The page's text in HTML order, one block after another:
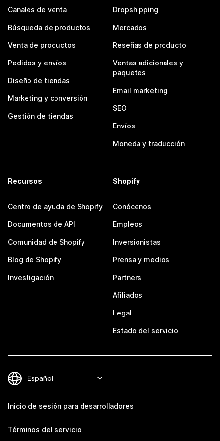
Canales de venta
Búsqueda de productos
Venta de productos
Pedidos y envíos
Diseño de tiendas
Marketing y conversión
Gestión de tiendas
Dropshipping
Mercados
Reseñas de producto
Ventas adicionales y
paquetes
Email marketing
SEO
Envíos
Moneda y traducción
Recursos
Centro de ayuda de Shopify
Documentos de API
Comunidad de Shopify
Blog de Shopify
Investigación
Shopify
Conócenos
Empleos
Inversionistas
Prensa y medios
Partners
Afiliados
Legal
Estado del servicio
Inicio de sesión para desarrolladores
Términos del servicio